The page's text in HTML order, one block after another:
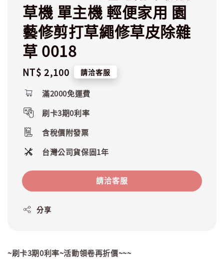
草機 單主機 輕便家用 園
藝修剪打草繩修草皮除雜
草 0018
Regular
NT$ 2,100 請洽客服
滿2000免運費
刷卡3期0利率
含稅價附發票
台灣公司貨保固1年
請洽客服
分享
~刷卡3期0利率~活動領卷再折價~~~